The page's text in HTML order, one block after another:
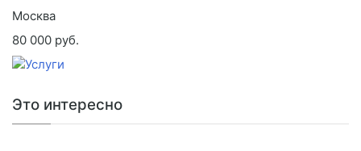
Москва
80 000 руб.
Это интересно